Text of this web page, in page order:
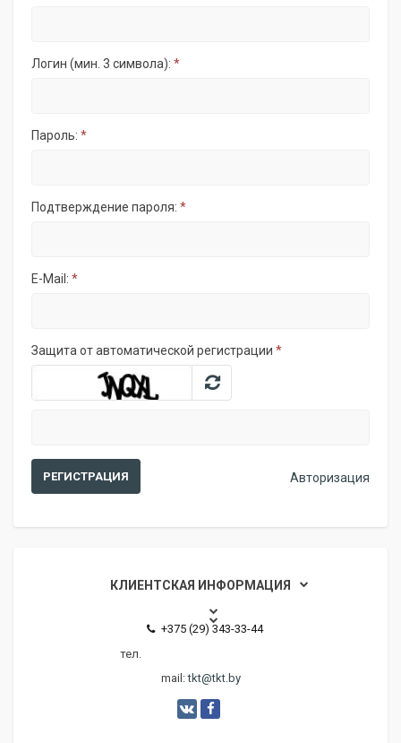
Логин (мин. 3 символа): *
Пароль: *
Подтверждение пароля: *
E-Mail: *
Защита от автоматической регистрации *
Авторизация
КЛИЕНТСКАЯ ИНФОРМАЦИЯ
тел.
+375 (29) 343-33-44
mail:tkt@tkt.by